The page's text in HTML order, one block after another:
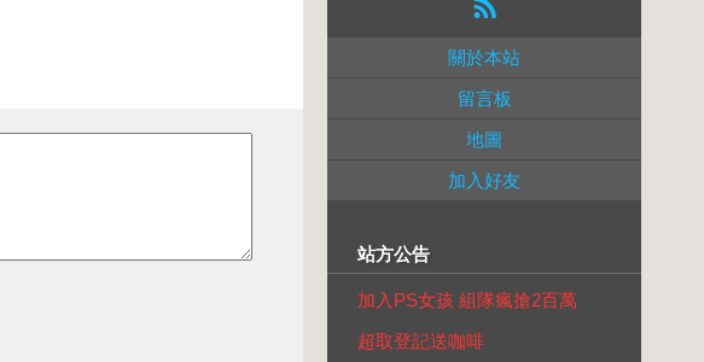
關於本站
留言板
地圖
加入好友
站方公告
加入PS女孩 組隊瘋搶2百萬
超取登記送咖啡